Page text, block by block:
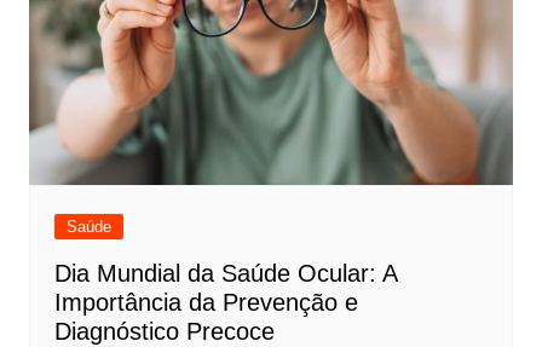
Saúde
Dia Mundial da Saúde Ocular: A
Importância da Prevenção e
Diagnóstico Precoce